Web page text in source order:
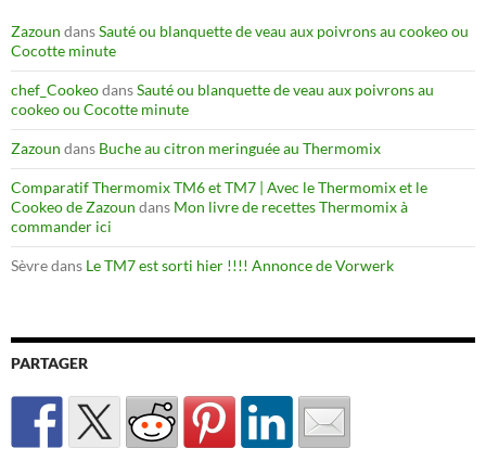
Zazoun dansSauté ou blanquette de veau aux poivrons au cookeo ou
Cocotte minute
chef_CookeodansSauté ou blanquette de veau aux poivrons au
cookeo ou Cocotte minute
Zazoun dans Buche au citron meringuée au Thermomix
Comparatif Thermomix TM6 et TM7 | Avec le Thermomix et le
Cookeo de Zazoun dans Mon livre de recettes Thermomix à
commander ici
Sèvredans Le TM7 est sorti hier !!!! Annonce de Vorwerk
PARTAGER